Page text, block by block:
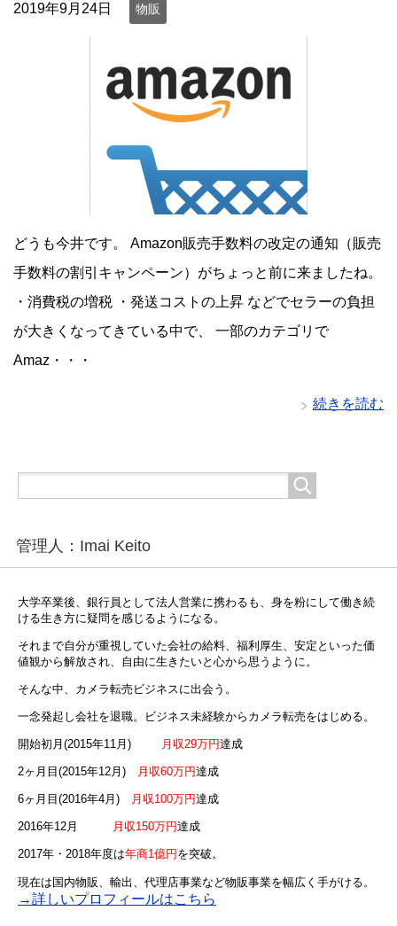
2019年9月24日 物販
どうも今井です。 Amazon販売手数料の改定の通知（販売
手数料の割引キャンペーン）がちょっと前に来ましたね。
・消費税の増税 ・発送コストの上昇 などでセラーの負担
が大きくなってきている中で、 一部のカテゴリで
Amaz・・・
続きを読む
管理人：Imai Keito
大学卒業後、銀行員として法人営業に携わるも、身を粉にして働き続
ける生き方に疑問を感じるようになる。
それまで自分が重視していた会社の給料、福利厚生、安定といった価
値観から解放され、自由に生きたいと心から思うように。
そんな中、カメラ転売ビジネスに出会う。
一念発起し会社を退職。ビジネス未経験からカメラ転売をはじめる。
開始初月(2015年11月) 月収29万円達成
2ヶ月目(2015年12月) 月収60万円達成
6ヶ月目(2016年4月) 月収100万円達成
2016年12月 月収150万円達成
2017年・2018年度は年商1億円 を突破。
現在は国内物販、輸出、代理店事業など物販事業を幅広く手がける。
→詳しいプロフィールはこちら